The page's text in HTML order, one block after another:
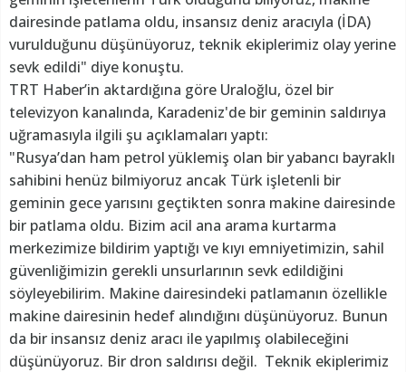
dairesinde patlama oldu, insansız deniz aracıyla (İDA)
vurulduğunu düşünüyoruz, teknik ekiplerimiz olay yerine
sevk edildi" diye konuştu.
TRT Haber’in aktardığına göre Uraloğlu, özel bir
televizyon kanalında, Karadeniz'de bir geminin saldırıya
uğramasıyla ilgili şu açıklamaları yaptı:
"Rusya’dan ham petrol yüklemiş olan bir yabancı bayraklı
sahibini henüz bilmiyoruz ancak Türk işletenli bir
geminin gece yarısını geçtikten sonra makine dairesinde
bir patlama oldu. Bizim acil ana arama kurtarma
merkezimize bildirim yaptığı ve kıyı emniyetimizin, sahil
güvenliğimizin gerekli unsurlarının sevk edildiğini
söyleyebilirim. Makine dairesindeki patlamanın özellikle
makine dairesinin hedef alındığını düşünüyoruz. Bunun
da bir insansız deniz aracı ile yapılmış olabileceğini
düşünüyoruz. Bir dron saldırısı değil. Teknik ekiplerimiz